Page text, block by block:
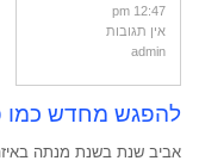
12:47 pm
אין תגובות
admin
להפגש מחדש כמו
אביב שנת בשנת מנתה